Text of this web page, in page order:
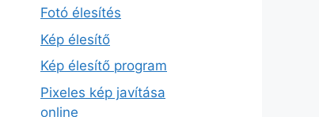
Fotó élesítés
Kép élesítő
Kép élesítő program
Pixeles kép javítása
online